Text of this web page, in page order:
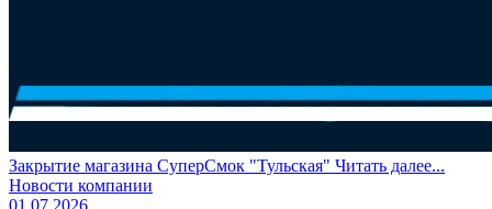
Закрытие магазина СуперСмок "Тульская" Читать далее...
Новости компании
01.07.2026